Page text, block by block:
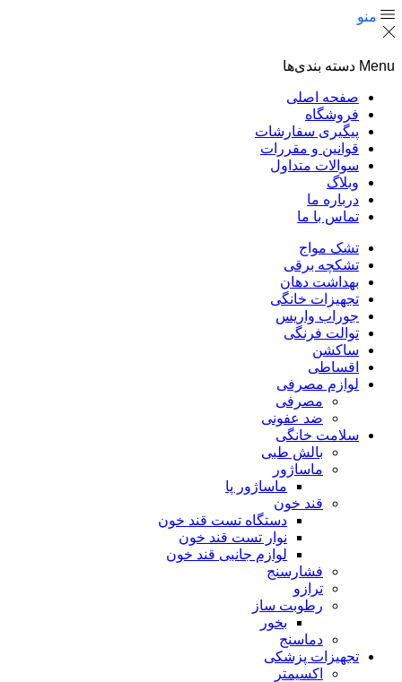
منو
Menu دسته بندی‌ها
صفحه اصلی
فروشگاه
پیگیری سفارشات
قوانین و مقررات
سوالات متداول
وبلاگ
درباره ما
تماس با ما
تشک مواج
تشکچه برقی
بهداشت دهان
تجهیزات خانگی
جوراب واریس
توالت فرنگی
ساکشن
اقساطی
لوازم مصرفی
مصرفی
ضد عفونی
سلامت خانگی
بالش طبی
ماساژور
ماساژور پا
قند خون
دستگاه تست قند خون
نوار تست قند خون
لوازم جانبی قند خون
فشارسنج
ترازو
رطوبت ساز
بخور
دماسنج
تجهیزات پزشکی
اکسیمتر